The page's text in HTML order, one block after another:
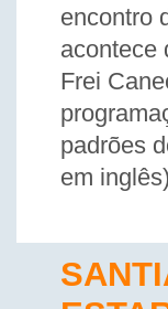
encontro
acontece
Frei
padrões
em